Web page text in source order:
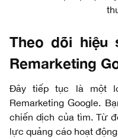
Theo dõi hiệu
Remarketing
Đây tiếp tục là một
Remarketing Google.
chiến dịch của tìm. Từ
lực quảng cáo hoạt